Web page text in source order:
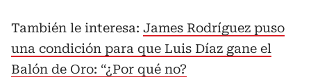
También le interesa: James Rodríguez puso
una condición para que Luis Díaz gane el
Balón de Oro: “¿Por qué no?